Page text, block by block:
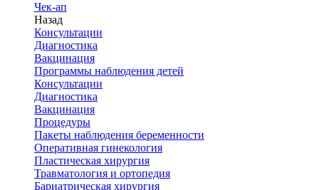
Чек-ап
Назад
Консультации
Диагностика
Вакцинация
Программы наблюдения детей
Консультации
Диагностика
Вакцинация
Процедуры
Пакеты наблюдения беременности
Оперативная гинекология
Пластическая хирургия
Травматология и ортопедия
Бариатрическая хирургия